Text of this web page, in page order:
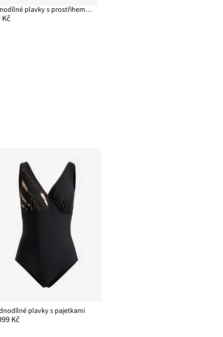
Jednodílné plavky s prostřihem a volánem
Kč
plavky s pajetkami
Kč